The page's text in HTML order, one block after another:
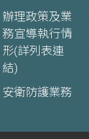
辦理政策及業
務宣導執行情
形(詳列表連
結)
安衛防護業務